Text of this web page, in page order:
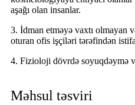
aşağı olan insanlar.
3. İdman etməyə vaxtı olmayan
oturan ofis işçiləri tərəfindən
4. Fizioloji dövrdə soyuqdəymə
Məhsul təsviri